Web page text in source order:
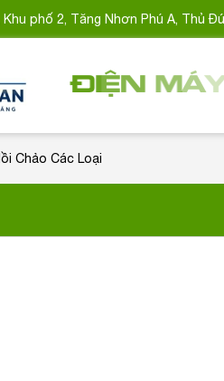
phố 2, Tăng Nhơn Phú A, Thủ
Chảo Các Loại